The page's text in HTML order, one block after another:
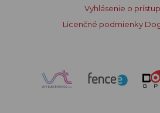
Vyhlásenie o
Licenčné podmienky